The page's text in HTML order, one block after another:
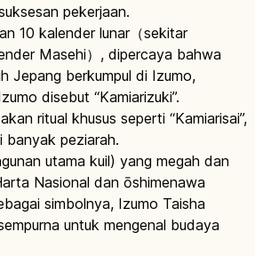
pekerjaan.
10 kalender lunar（sekitar
Masehi）, dipercaya bahwa
Jepang berkumpul di Izumo,
disebut “Kamiarizuki”.
ritual khusus seperti “Kamiarisai”,
banyak peziarah.
utama kuil) yang megah dan
Nasional dan ōshimenawa
simbolnya, Izumo Taisha
untuk mengenal budaya